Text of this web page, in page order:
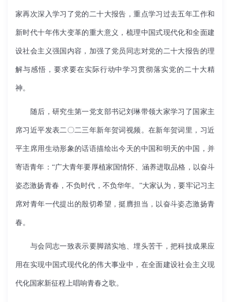
家再次深入学习了党的二十大报告，重点学习过去五年工作和
新时代十年伟大变革的重大意义，梳理中国式现代化和全面建
设社会主义强国内容，加强了党员同志对党的二十大报告的理
解与感悟，要求要在实际行动中学习贯彻落实党的二十大精
神。
随后，研究生第一党支部书记刘琳带领大家学习了国家主
席习近平发表二〇二三年新年贺词视频。在新年贺词里，习近
平主席用生动形象的话语描绘出今天的中国和明天的中国，并
寄语青年：“广大青年要厚植家国情怀、涵养进取品格，以奋斗
姿态激扬青春，不负时代，不负华年。”大家认为，要牢记习主
席对青年一代提出的殷切希望，挺膺担当，以奋斗姿态激扬青
春。
与会同志一致表示要脚踏实地、埋头苦干，把科技成果应
用在实现中国式现代化的伟大事业中，在全面建设社会主义现
代化国家新征程上唱响青春之歌。